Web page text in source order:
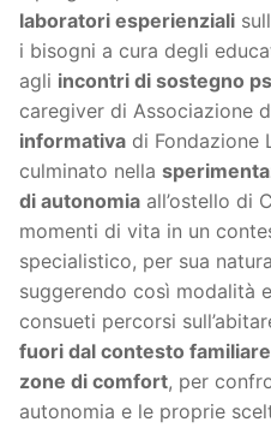
laboratori esperienziali
i bisogni a cura degli
agli incontri di sostegno
caregiver di Associazione
informativa di Fondazione
culminato nella
di autonomia all’ostello di
momenti di vita in un
specialistico, per sua
suggerendo così modalità
consueti percorsi
fuori dal contesto familiare
zone di comfort, per
autonomia e le proprie